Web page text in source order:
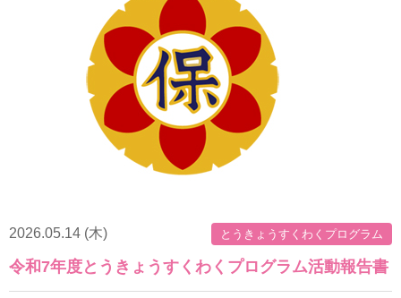
令和7年度とうきょうすくわくプログラム活動報告書
2026.05.14 (木) とうきょうすくわくプログラム